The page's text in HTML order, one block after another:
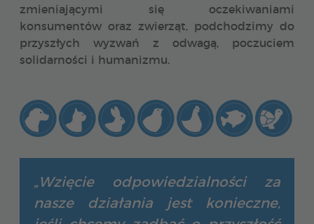
zmieniającymi się oczekiwaniami
konsumentów oraz zwierząt, podchodzimy do
przyszłych wyzwań z odwagą, poczuciem
solidarności i humanizmu.
„Wzięcie odpowiedzialności za
nasze działania jest konieczne,